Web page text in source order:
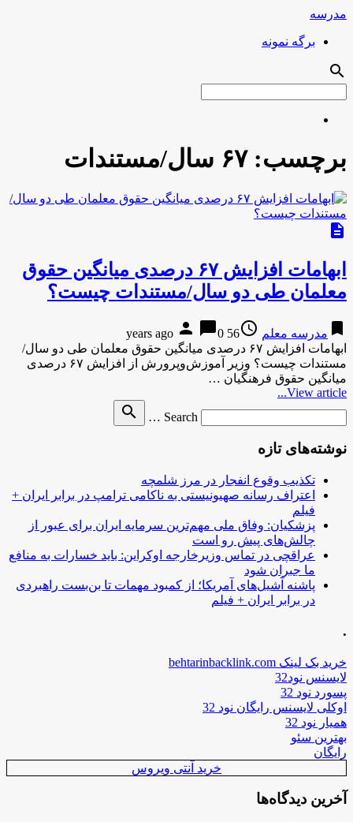
مدرسه
برگه نمونه
search
برچسب:۶۷ سال/مستندات
description
ابهامات افزایش ۶۷ درصدی میانگین حقوق
معلمان طی دو سال/مستندات چیست؟
bookmark مدرسه معلم access_time
56 years ago
person chat_bubble0
ابهامات افزایش ۶۷ درصدی میانگین حقوق معلمان طی دو سال/
مستندات چیست؟ وزیر آموزش‌وپرورش از افزایش ۶۷ درصدی
میانگین حقوق فرهنگیان …
View article...
Search …
search
نوشته‌های تازه
تکذیب وقوع انفجار در مرز شلمچه
اعتراف رسانه صهیونیستی به ناکامی ترامپ در برابر ایران +
فیلم
پزشکیان: وفاق ملی مهم‌ترین سرمایه ایران برای عبور از
چالش‌های پیش رو است
عراقچی در تماس وزیرخارجه اوکراین: باید خسارات به منافع
ما جبران شود
پاشنه آشیل‌های آمریکا؛ از کمبود مهمات تا بن‌بست راهبردی
در برابر ایران + فیلم
.
خرید بک لینک behtarinbacklink.com
لایسنس نود32
پسورد نود 32
اوکلی لایسنس رایگان نود 32
همیار نود 32
بهترین سئو
رایگان
خرید آنتی ویروس
آخرین دیدگاه‌ها